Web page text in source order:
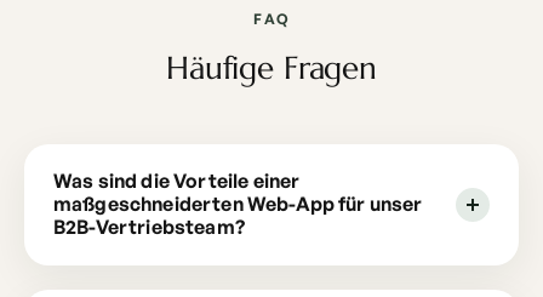
FAQ
Häufige Fragen
Was sind die Vorteile einer
maßgeschneiderten Web-App für unser
B2B-Vertriebsteam?